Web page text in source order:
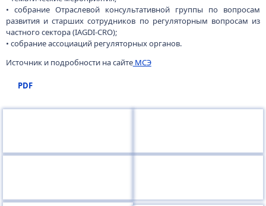
+375 (17) 327 21 57
• собрание Отраслевой консультативной группы по вопросам
развития и старших сотрудников по регуляторным вопросам из
частного сектора (IAGDI​-CRO)​;
• собрание ассоциаций регуляторных органов​.
Источник и подробности на сайтеМСЭ
PDF